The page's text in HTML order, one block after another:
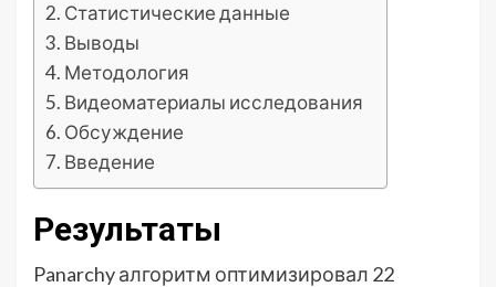
Статистические данные
Выводы
Методология
Видеоматериалы исследования
Обсуждение
Введение
Результаты
Panarchy алгоритм оптимизировал 22